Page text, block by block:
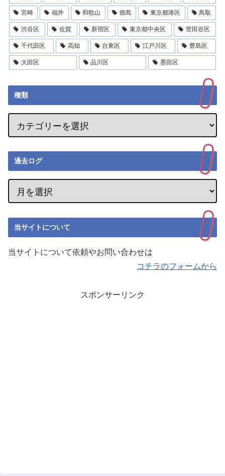
宮崎 福井 和歌山 徳島 東京都港区 鳥取
渋谷区 佐賀 新宿区 東京都中央区 世田谷区
千代田区 高知 台東区 江戸川区 豊島区
大田区 品川区 墨田区
種類
過去ログ
当サイトについて
当サイトについて依頼やお問い合わせは
コチラのフォームから
スポンサーリンク